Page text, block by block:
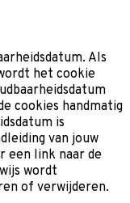
Als
het cookie
cookies handmatig
is
van jouw
een link naar de
wordt
of verwijderen.